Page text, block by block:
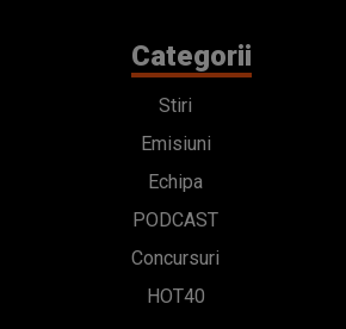
Categorii
Stiri
Emisiuni
Echipa
PODCAST
Concursuri
HOT40